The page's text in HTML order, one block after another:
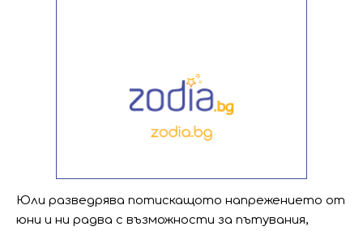
Юли разведрява потискащото напрежението от
юни и ни радва с възможности за пътувания,